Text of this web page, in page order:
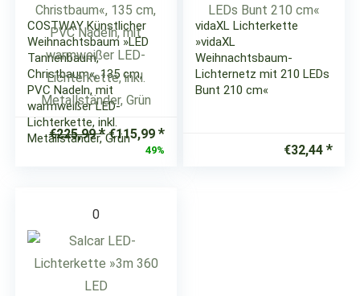
COSTWAY Künstlicher
Weihnachtsbaum »LED
Tannenbaum,
Christbaum«, 135 cm,
PVC Nadeln, mit
warmweißer LED-
Lichterkette, inkl.
Metallständer, Grün
€225,99
Ursprünglicher
€115,99 Aktueller
Preis
49%
vidaXL Lichterkette
»vidaXL
Weihnachtsbaum-
Lichternetz mit 210 LEDs
Bunt 210 cm«
€32,44
0